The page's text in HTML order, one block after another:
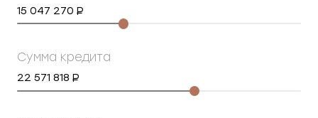
15 047 270
Сумма кредита
22 571 818